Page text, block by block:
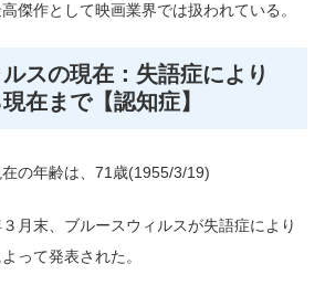
傑作として映画業界では扱われている。
スの現在：失語症により
在まで【認知症】
の年齢は、71歳(1955/3/19)
月末、ブルースウィルスが失語症により
って発表された。